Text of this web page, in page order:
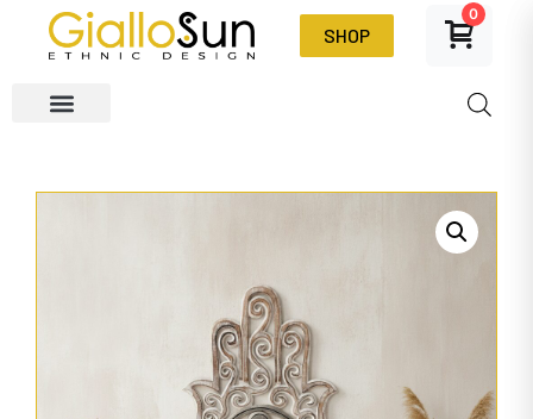
SHOP
0